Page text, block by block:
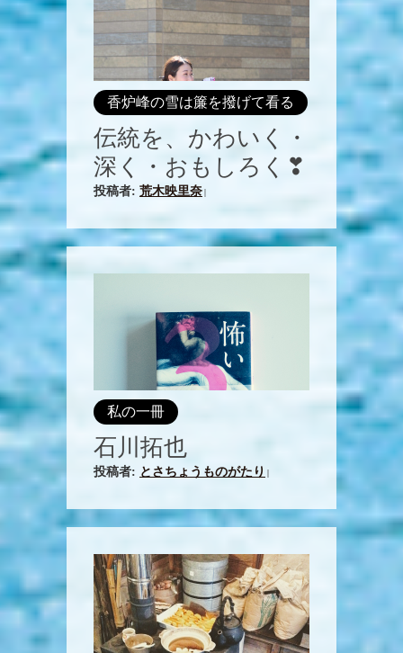
香炉峰の雪は簾を撥げて看る
伝統を、かわいく・
深く・おもしろく❣
投稿者: 荒木映里奈
私の一冊
石川拓也
投稿者: とさちょうものがたり